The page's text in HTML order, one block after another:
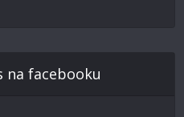
na facebooku